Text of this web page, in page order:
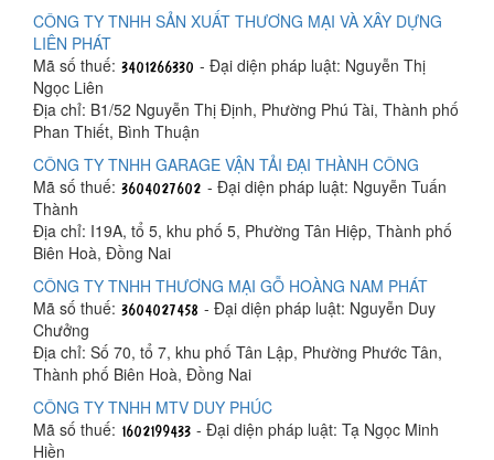
CÔNG TY TNHH SẢN XUẤT THƯƠNG MẠI VÀ XÂY DỰNG
LIÊN PHÁT
Mã số thuế:
- Đại diện pháp luật: Nguyễn Thị
Ngọc Liên
Địa chỉ: B1/52 Nguyễn Thị Định, Phường Phú Tài, Thành phố
Phan Thiết, Bình Thuận
CÔNG TY TNHH GARAGE VẬN TẢI ĐẠI THÀNH CÔNG
Mã số thuế:
- Đại diện pháp luật: Nguyễn Tuấn
Thành
Địa chỉ: I19A, tổ 5, khu phố 5, Phường Tân Hiệp, Thành phố
Biên Hoà, Đồng Nai
CÔNG TY TNHH THƯƠNG MẠI GỖ HOÀNG NAM PHÁT
Mã số thuế:
- Đại diện pháp luật: Nguyễn Duy
Chưởng
Địa chỉ: Số 70, tổ 7, khu phố Tân Lập, Phường Phước Tân,
Thành phố Biên Hoà, Đồng Nai
CÔNG TY TNHH MTV DUY PHÚC
Mã số thuế:
- Đại diện pháp luật: Tạ Ngọc Minh
Hiền